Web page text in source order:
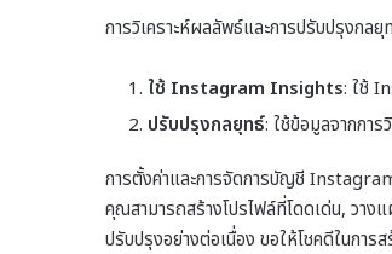
การวิเคราะห์ผลลัพธ์และการปรับปรุงก
ใช้ Instagram Insights: ใช้
ปรับปรุงกลยุทธ์: ใช้ข้อมูลจากกา
การตั้งค่าและการจัดการบัญชี
คุณสามารถสร้างโปรไฟล์ที่โดดเด่น, วาง
ปรับปรุงอย่างต่อเนื่อง ขอให้โชคดีในกา